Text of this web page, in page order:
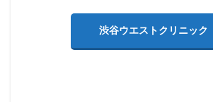
渋谷ウエストクリニック